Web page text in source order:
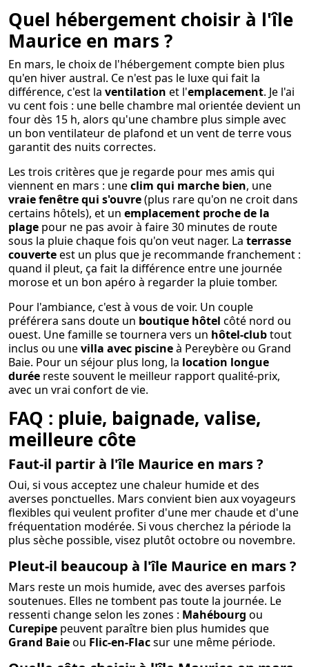
Quel hébergement choisir à l'île
Maurice en mars ?
En mars, le choix de l'hébergement compte bien plus
qu'en hiver austral. Ce n'est pas le luxe qui fait la
différence, c'est la ventilation et l'emplacement. Je l'ai
vu cent fois : une belle chambre mal orientée devient un
four dès 15 h, alors qu'une chambre plus simple avec
un bon ventilateur de plafond et un vent de terre vous
garantit des nuits correctes.
Les trois critères que je regarde pour mes amis qui
viennent en mars : uneclim qui marche bien, une
vraie fenêtre qui s'ouvre(plus rare qu'on ne croit dans
certains hôtels), et un emplacement proche de la
plage pour ne pas avoir à faire 30 minutes de route
sous la pluie chaque fois qu'on veut nager. La terrasse
couverteest un plus que je recommande franchement :
quand il pleut, ça fait la différence entre une journée
morose et un bon apéro à regarder la pluie tomber.
Pour l'ambiance, c'est à vous de voir. Un couple
préférera sans doute un boutique hôtel côté nord ou
ouest. Une famille se tournera vers un hôtel-clubtout
inclus ou unevilla avec piscineà Pereybère ou Grand
Baie. Pour un séjour plus long, la location longue
durée reste souvent le meilleur rapport qualité-prix,
avec un vrai confort de vie.
FAQ : pluie, baignade, valise,
meilleure côte
Faut-il partir à l'île Maurice en mars ?
Oui, si vous acceptez une chaleur humide et des
averses ponctuelles. Mars convient bien aux voyageurs
flexibles qui veulent profiter d'une mer chaude et d'une
fréquentation modérée. Si vous cherchez la période la
plus sèche possible, visez plutôt octobre ou novembre.
Pleut-il beaucoup à l'île Maurice en mars ?
Mars reste un mois humide, avec des averses parfois
soutenues. Elles ne tombent pas toute la journée. Le
ressenti change selon les zones : Mahébourg ou
Curepipe peuvent paraître bien plus humides que
Grand Baieou Flic-en-Flacsur une même période.